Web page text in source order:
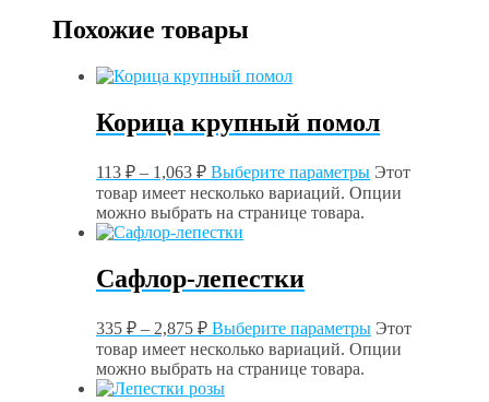
Похожие товары
Корица крупный помол
113 ₽ – 1,063 ₽ Выберите параметры Этот
товар имеет несколько вариаций. Опции
можно выбрать на странице товара.
Сафлор-лепестки
335 ₽ – 2,875 ₽ Выберите параметры Этот
товар имеет несколько вариаций. Опции
можно выбрать на странице товара.